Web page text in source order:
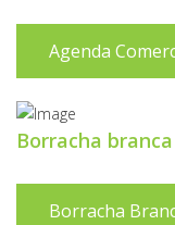
Agenda
Borracha branca
Borracha